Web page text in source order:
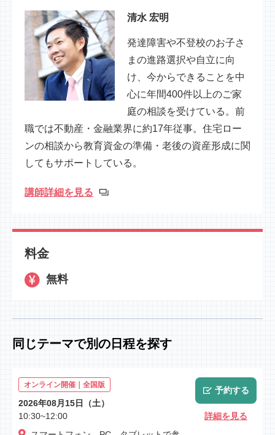
清水 宏明
発達障害や不登校のお子さ
まの進路選択や自立に向
け、今からできることを中
心に年間400件以上のご家
庭の相談を受けている。前
職では不動産・金融業界に約17年従事。住宅ロー
ンの相談から教育資金の準備・老後の資産形成に関
してもサポートしている。
講師詳細を見る
料金
無料
同じテーマで別の日程を探す
オンライン開催｜全国版
2026年08月15日（土）
10:30~12:00
予約する
詳細を見る